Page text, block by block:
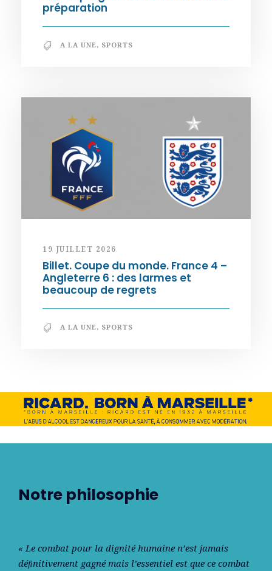
préparation
A LA UNE, SPORTS
19 JUILLET 2026
Billet. Coupe du monde. France 4 –
Angleterre 6 : des larmes et
beaucoup de regrets
A LA UNE, SPORTS
Notre philosophie
« Le combat pour la dignité humaine n’est jamais
déﬁnitivement gagné mais l’essentiel est que ce combat